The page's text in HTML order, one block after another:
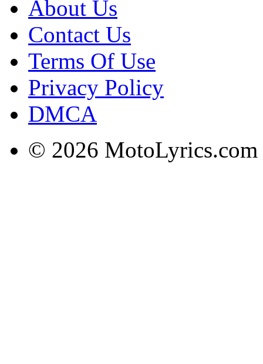
About Us
Contact Us
Terms Of Use
Privacy Policy
DMCA
© 2026 MotoLyrics.com